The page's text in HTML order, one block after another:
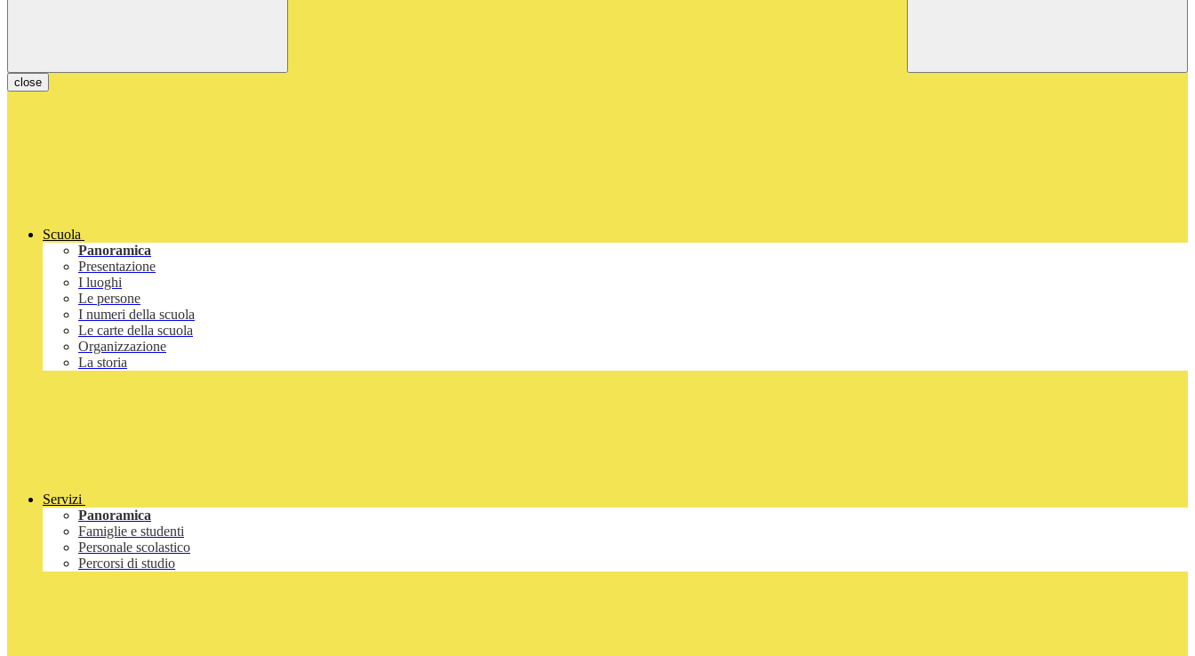
close
Scuola
Panoramica
Presentazione
I luoghi
Le persone
I numeri della scuola
Le carte della scuola
Organizzazione
La storia
Servizi
Panoramica
Famiglie e studenti
Personale scolastico
Percorsi di studio